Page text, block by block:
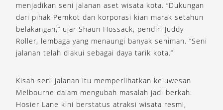
menjadikan seni jalanan aset wisata kota. “Dukungan
dari pihak Pemkot dan korporasi kian marak setahun
belakangan,” ujar Shaun Hossack, pendiri Juddy
Roller, lembaga yang menaungi banyak seniman. “Seni
jalanan telah diakui sebagai daya tarik kota.”
Kisah seni jalanan itu memperlihatkan keluwesan
Melbourne dalam mengubah masalah jadi berkah.
Hosier Lane kini berstatus atraksi wisata resmi,